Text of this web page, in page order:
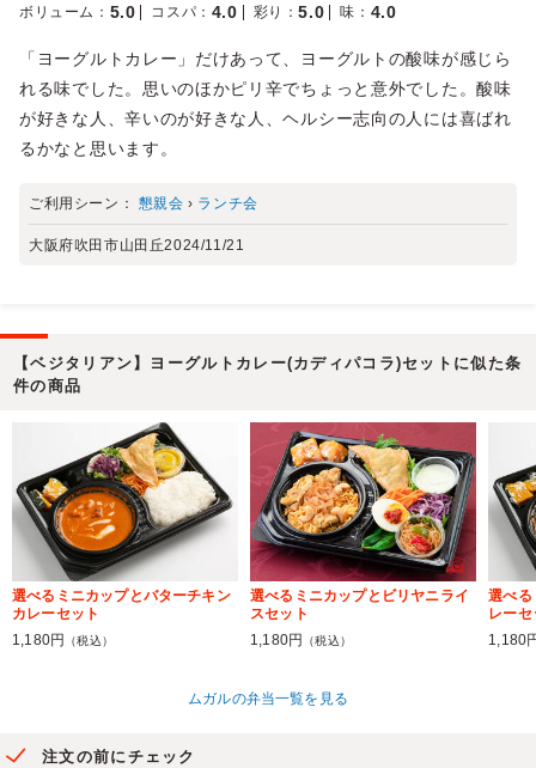
ボリューム ： 5.0 コスパ ： 4.0 彩り ：5.0 味 ： 4.0
「ヨーグルトカレー」だけあって、ヨーグルトの酸味が感じら
れる味でした。思いのほかピリ辛でちょっと意外でした。酸味
が好きな人、辛いのが好きな人、ヘルシー志向の人には喜ばれ
るかなと思います。
ご利用シーン： 懇親会 › ランチ会
大阪府吹田市山田丘2024/11/21
【ベジタリアン】ヨーグルトカレー(カディパコラ)セットに似た条
件の商品
選べるミニカップとバターチキン
カレーセット
1,180円
（税込）
選べるミニカップとビリヤニライ
スセット
1,180円
（税込）
選べる
レーセ
1,180
ムガルの弁当一覧を見る
注文の前にチェック